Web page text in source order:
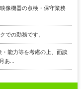
像機器の点検・保守業務
での勤務です。
能力等を考慮の上、面談
あ...